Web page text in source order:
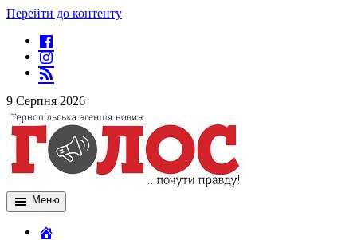
Перейти до контенту
9 Серпня 2026
Меню